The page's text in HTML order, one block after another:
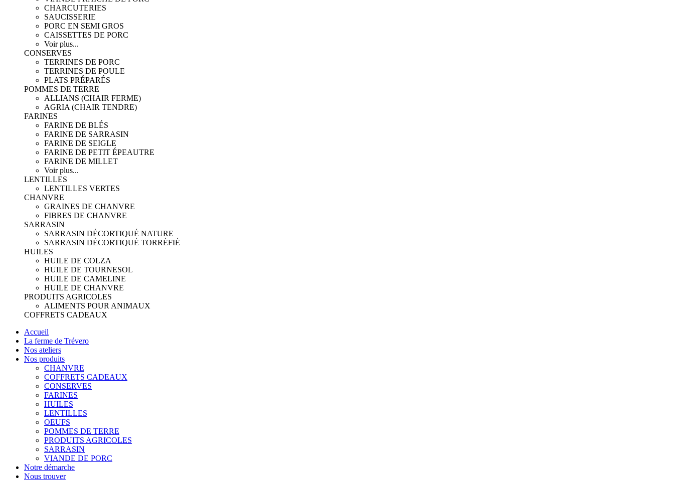
CHARCUTERIES
SAUCISSERIE
PORC EN SEMI GROS
CAISSETTES DE PORC
Voir plus...
CONSERVES
TERRINES DE PORC
TERRINES DE POULE
PLATS PRÉPARÉS
POMMES DE TERRE
ALLIANS (CHAIR FERME)
AGRIA (CHAIR TENDRE)
FARINES
FARINE DE BLÉS
FARINE DE SARRASIN
FARINE DE SEIGLE
FARINE DE PETIT ÉPEAUTRE
FARINE DE MILLET
Voir plus...
LENTILLES
LENTILLES VERTES
CHANVRE
GRAINES DE CHANVRE
FIBRES DE CHANVRE
SARRASIN
SARRASIN DÉCORTIQUÉ NATURE
SARRASIN DÉCORTIQUÉ TORRÉFIÉ
HUILES
HUILE DE COLZA
HUILE DE TOURNESOL
HUILE DE CAMELINE
HUILE DE CHANVRE
PRODUITS AGRICOLES
ALIMENTS POUR ANIMAUX
COFFRETS CADEAUX
Accueil
La ferme de Trévero
Nos ateliers
Nos produits
CHANVRE
COFFRETS CADEAUX
CONSERVES
FARINES
HUILES
LENTILLES
OEUFS
POMMES DE TERRE
PRODUITS AGRICOLES
SARRASIN
VIANDE DE PORC
Notre démarche
Nous trouver